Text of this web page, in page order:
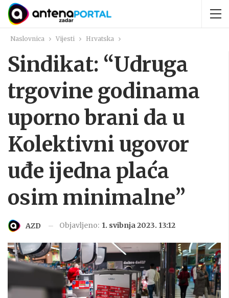
Naslovnica Vijesti Hrvatska
Sindikat: “Udruga
trgovine godinama
uporno brani da u
Kolektivni ugovor
uđe ijedna plaća
osim minimalne”
AZD Objavljeno: 1. svibnja 2023. 13:12